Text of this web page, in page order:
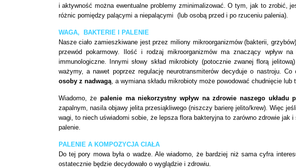
i aktywność można ewentualne problemy zminimalizować. O tym, jak to zrobić,
różnic pomiędzy palącymi a niepalącymi (lub osobą przed i po rzuceniu palenia).
WAGA, BAKTERIE I PALENIE
Nasze ciało zamieszkiwane jest przez miliony mikroorganizmów (bakterii,
przewód pokarmowy. Ilość i rodzaj mikroorganizmów ma znaczący wpływ
immunologiczne.
Innymi słowy skład mikrobioty (potocznie zwanej florą
ważymy, a nawet poprzez regulację neurotransmiterów decyduje o nastroju. Co
osoby z nadwagą, a wymiana składu mikrobioty może powodować chudnięcie lub
Wiadomo, że palenie ma niekorzystny wpływ na zdrowie naszego układu
zapalnym, nasila objawy jelita przesiąkliwego(niszczy barierę jelito/krew). Więc
wagi, to niech uświadomi sobie, że lepsza flora bakteryjna to zarówno zdrowie jak
palenie.
PALENIE A KOMPOZYCJA CIAŁA
Do tej pory mowa była o wadze. Ale wiadomo, że bardziej niż sama cyfra
ostatecznie będzie decydowało o wyglądzie i zdrowiu.